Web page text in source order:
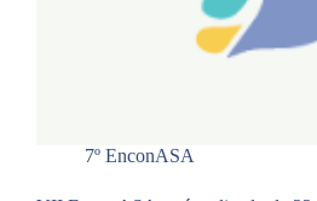
7º EnconASA